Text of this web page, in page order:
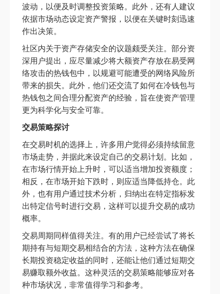
波动，以便及时调整投资策略。此外，还有人建议
依据市场动态设定资产警报，以便在关键时刻迅速
作出决策。
社区内关于资产存储安全的议题颇受关注。部分资
深用户提出，应尽量减少将大额资产存放在易受网
络攻击的热钱包中，以规避可能遭受的网络风险所
带来的损失。此外，他们还交流了如何在冷钱包与
热钱包之间合理分配资产的经验，旨在使资产管理
更为科学化与安全可靠。
交易策略探讨
在交易时机的选择上，许多用户觉得必须持续留意
市场走势，并据此来设定自己的交易计划。比如，
在市场行情开始上升时，可以适当增加投资额度；
相反，在市场开始下跌时，则应适当降低持仓。此
外，也有用户通过技术分析，归纳出在特定指标发
出特定信号时进行交易，这样可以提升交易的成功
概率。
交易周期同样值得关注。有的用户已经尝试了将长
期持有与短期交易相结合的方法，这种方法在确保
长期投资稳定收益的同时，还能让他们通过短期交
易赚取额外收益。这种灵活的交易策略能够应对各
种市场状况，非常值得学习和参考。